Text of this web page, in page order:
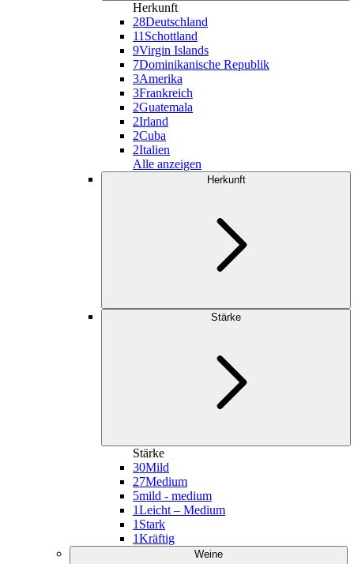
Herkunft
28Deutschland
11 Schottland
9Virgin Islands
7Dominikanische Republik
3Amerika
3Frankreich
2Guatemala
2Irland
2Cuba
2Italien
Alle anzeigen
Herkunft
Stärke
Stärke
30Mild
27Medium
5mild - medium
1Leicht – Medium
1 Stark
1Kräftig
Weine